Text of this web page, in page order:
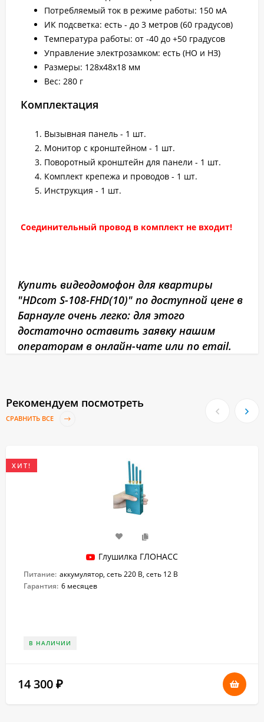
Потребляемый ток в режиме работы: 150 мА
ИК подсветка: есть - до 3 метров (60 градусов)
Температура работы: от -40 до +50 градусов
Управление электрозамком: есть (НО и НЗ)
Размеры: 128х48х18 мм
Вес: 280 г
Комплектация
Вызывная панель - 1 шт.
Монитор с кронштейном - 1 шт.
Поворотный кронштейн для панели - 1 шт.
Комплект крепежа и проводов - 1 шт.
Инструкция - 1 шт.
Соединительный провод в комплект не входит!
Купить видеодомофон для квартиры
"HDcom S-108-FHD(10)" по доступной цене в
Барнауле очень легко: для этого
достаточно оставить заявку нашим
операторам в онлайн-чате или по email.
Рекомендуем посмотреть
СРАВНИТЬ ВСЕ
ХИТ!
Глушилка ГЛОНАСС
Питание: аккумулятор, сеть 220 В, сеть 12 В
Гарантия: 6 месяцев
В НАЛИЧИИ
14 300 ₽